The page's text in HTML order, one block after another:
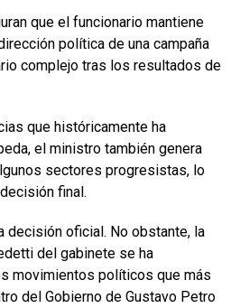
que el funcionario mantiene
política de una campaña
complejo tras los resultados de
que históricamente ha
el ministro también genera
sectores progresistas, lo
final.
decisión oficial. No obstante, la
del gabinete se ha
movimientos políticos que más
del Gobierno de Gustavo Petro